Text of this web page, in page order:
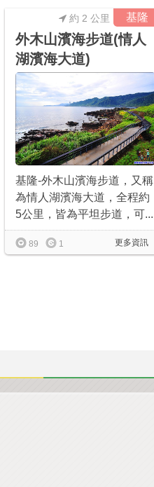
基隆
約 2 公里
外木山濱海步道(情人
湖濱海大道)
基隆-外木山濱海步道，又稱
為情人湖濱海大道，全程約
5公里，皆為平坦步道，可...
更多資訊
89 1